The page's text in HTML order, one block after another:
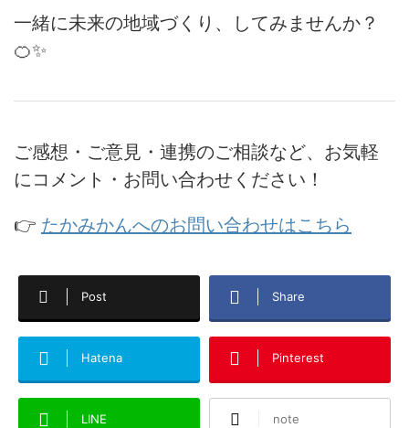
一緒に未来の地域づくり、してみませんか？
🍊✨
ご感想・ご意見・連携のご相談など、お気軽
にコメント・お問い合わせください！
👉 たかみかんへのお問い合わせはこちら
Post Share
Hatena Pinterest
LINE note